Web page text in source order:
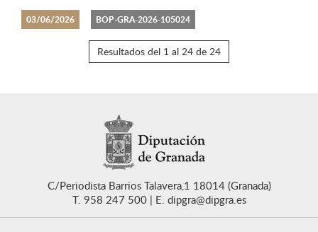
03/06/2026 BOP-GRA-2026-105024
Resultados del 1 al 24 de 24
C/Periodista Barrios Talavera,1 18014 (Granada)
T. 958 247 500
E. dipgra@dipgra.es